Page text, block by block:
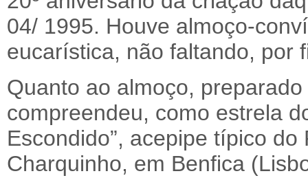
04/ 1995. Houve almoço-
eucarística, não faltando, por
Quanto ao almoço,
compreendeu, como estrela
Escondido”, acepipe típico
Charquinho, em Benfica